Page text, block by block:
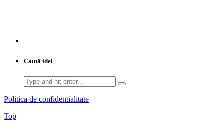
Caută idei
Search
for:
Politica de confidentialitate
Top